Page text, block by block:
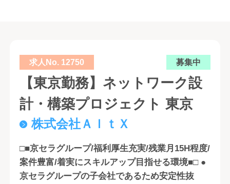
求人No. 12750 募集中
【東京勤務】ネットワーク設
計・構築プロジェクト 東京
株式会社ＡｌｔＸ
□■京セラグループ/福利厚生充実/残業月15H程度/
案件豊富/着実にスキルアップ目指せる環境■□ ●
京セラグループの子会社であるため安定性抜